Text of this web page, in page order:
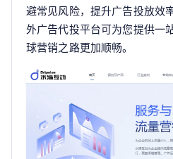
避常见风险，提升广告投放效
外广告代投平台可为您提供一
球营销之路更加顺畅。